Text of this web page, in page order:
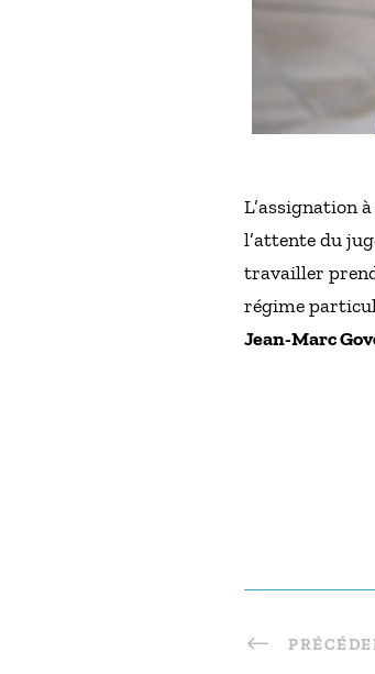
L’assignation
l’attente du
travailler
régime
Jean-Marc